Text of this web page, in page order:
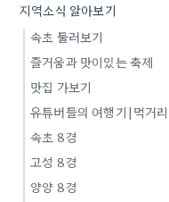
지역소식 알아보기
속초 둘러보기
즐거움과 맛이있는 축제
맛집 가보기
유튜버들의 여행기|먹거
속초 8경
고성 8경
양양 8경